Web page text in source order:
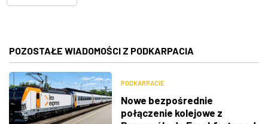
POZOSTAŁE WIADOMOŚCI Z PODKARPACIA
PODKARPACIE
Nowe bezpośrednie
połączenie kolejowe z